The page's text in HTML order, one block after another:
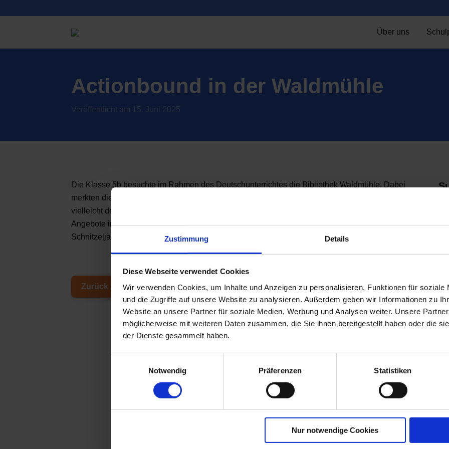
Zustimmung Details
Diese Webseite verwendet Cookies
Wir verwenden Cookies, um Inhalte und Anzeigen zu personalisieren, Funktionen für soziale
und die Zugriffe auf unsere Website zu analysieren. Außerdem geben wir Informationen zu
Website an unsere Partner für soziale Medien, Werbung und Analysen weiter. Unsere
möglicherweise mit weiteren Daten zusammen, die Sie ihnen bereitgestellt haben oder die
der Dienste gesammelt haben.
Notwendig Präferenzen Statistiken
Nur notwendige Cookies
Über uns
Actionbound in der Waldmühle
Veröffentlicht am 15. Juni 2025
Die Klasse 5b besuchte im Rahmen des Deutschunterrichtes die Bibliothek Waldmühle. Dabei
merkten die Schüler*innen schnell, dass die Waldmühle weit mehr zu bieten hat, als man
vielleicht denkt. Durch die digitale Schnitzeljagd konnten die Kinder schnell alle interessanten
Angebote in der Bibliothek erkunden. Am Ende gab es für die besten Teilnehmer der
Schnitzeljagd so gar einen Preis: Freitickets für das Sommerkino in den Ferien!
Zurück zur Übersicht